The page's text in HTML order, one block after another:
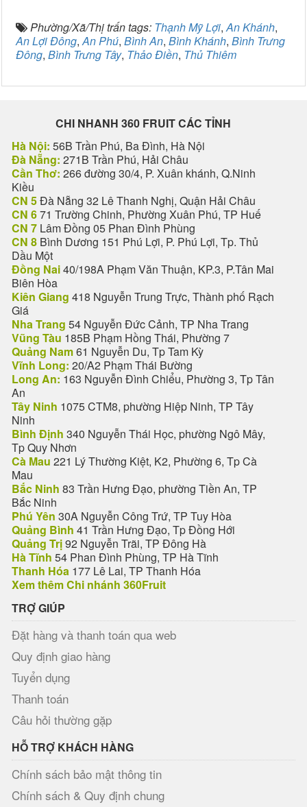
Phường/Xã/Thị trấn tags: Thạnh Mỹ Lợi,An Khánh,
An Lợi Đông,An Phú, Bình An, Bình Khánh, Bình Trưng
Đông, Bình Trưng Tây, Thảo Điền, Thủ Thiêm
CHI NHANH 360 FRUIT CÁC TỈNH
Hà Nội: 56B Trần Phú, Ba Đình, Hà Nội
Đà Nẵng: 271B Trần Phú, Hải Châu
Cần Thơ: 266 đường 30/4, P. Xuân khánh, Q.Ninh
Kiều
CN 5Đà Nẵng 32 Lê Thanh Nghị, Quận Hải Châu
CN 671 Trường Chinh, Phường Xuân Phú, TP Huế
CN 7 Lâm Đồng 05 Phan Đình Phùng
CN 8 Bình Dương 151 Phú Lợi, P. Phú Lợi, Tp. Thủ
Dầu Một
Đồng Nai40/198A Phạm Văn Thuận, KP.3, P.Tân Mai
Biên Hòa
Kiên Giang 418 Nguyễn Trung Trực, Thành phố Rạch
Giá
Nha Trang 54 Nguyễn Đức Cảnh, TP Nha Trang
Vũng Tàu 185B Phạm Hồng Thái, Phường 7
Quảng Nam61 Nguyễn Du, Tp Tam Kỳ
Vĩnh Long: 20/A2 Phạm Thái Bường
Long An: 163 Nguyễn Đình Chiểu, Phường 3, Tp Tân
An
Tây Ninh 1075 CTM8, phường Hiệp Ninh, TP Tây
Ninh
Bình Định 340 Nguyễn Thái Học, phường Ngô Mây,
Tp Quy Nhơn
Cà Mau 221 Lý Thường Kiệt, K2, Phường 6, Tp Cà
Mau
Bắc Ninh 83 Trần Hưng Đạo, phường Tiền An, TP
Bắc Ninh
Phú Yên 30A Nguyễn Công Trứ, TP Tuy Hòa
Quảng Bình 41 Trần Hưng Đạo, Tp Đồng Hới
Quảng Trị92 Nguyễn Trãi, TP Đông Hà
Hà Tĩnh 54 Phan Đình Phùng, TP Hà Tĩnh
Thanh Hóa 177 Lê Lai, TP Thanh Hóa
Xem thêm Chi nhánh 360Fruit
TRỢ GIÚP
Đặt hàng và thanh toán qua web
Quy định giao hàng
Tuyển dụng
Thanh toán
Câu hỏi thường gặp
HỖ TRỢ KHÁCH HÀNG
Chính sách bảo mật thông tin
Chính sách & Quy định chung